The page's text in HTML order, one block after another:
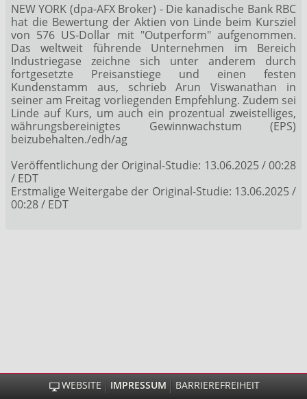
NEW YORK (dpa-AFX Broker) - Die kanadische Bank RBC
hat die Bewertung der Aktien von Linde beim Kursziel
von 576 US-Dollar mit "Outperform" aufgenommen.
Das weltweit führende Unternehmen im Bereich
Industriegase zeichne sich unter anderem durch
fortgesetzte Preisanstiege und einen festen
Kundenstamm aus, schrieb Arun Viswanathan in
seiner am Freitag vorliegenden Empfehlung. Zudem sei
Linde auf Kurs, um auch ein prozentual zweistelliges,
währungsbereinigtes Gewinnwachstum (EPS)
beizubehalten./edh/ag
Veröffentlichung der Original-Studie: 13.06.2025 / 00:28
/ EDT
Erstmalige Weitergabe der Original-Studie: 13.06.2025 /
00:28 / EDT
WEBSITE IMPRESSUM BARRIEREFREIHEIT